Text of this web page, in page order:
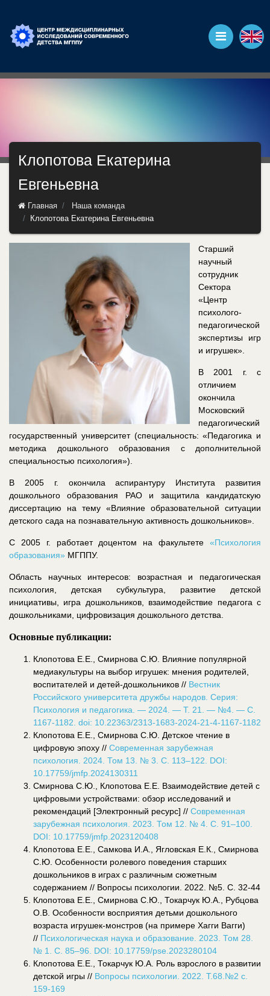
Клопотова Екатерина
Евгеньевна
Главная
Наша команда
Клопотова Екатерина Евгеньевна
Старший
научный
сотрудник
Сектора
«Центр
психолого-
педагогической
экспертизы игр
и игрушек».
В 2001 г. с
отличием
окончила
Московский
педагогический
государственный университет (специальность: «Педагогика и
методика дошкольного образования с дополнительной
специальностью психология»).
В 2005 г. окончила аспирантуру Института развития
дошкольного образования РАО и защитила кандидатскую
диссертацию на тему «Влияние образовательной ситуации
детского сада на познавательную активность дошкольников».
С 2005 г. работает доцентом на факультете «Психология
образования» МГППУ.
Область научных интересов: возрастная и педагогическая
психология, детская субкультура, развитие детской
инициативы, игра дошкольников, взаимодействие педагога с
дошкольниками, цифровизация дошкольного детства.
Основные публикации:
Клопотова Е.Е., Смирнова С.Ю. Влияние популярной
медиакультуры на выбор игрушек: мнения родителей,
воспитателей и детей-дошкольников // Вестник
Российского университета дружбы народов. Серия:
Психология и педагогика. — 2024. — Т. 21. — №4. — C.
1167-1182. doi: 10.22363/2313-1683-2024-21-4-1167-1182
Клопотова Е.Е., Смирнова С.Ю. Детское чтение в
цифровую эпоху // Современная зарубежная
психология. 2024. Том 13. № 3. С. 113–122. DOI:
10.17759/jmfp.2024130311
Смирнова С.Ю., Клопотова Е.Е. Взаимодействие детей с
цифровыми устройствами: обзор исследований и
рекомендаций [Электронный ресурс] // Современная
зарубежная психология. 2023. Том 12. № 4. С. 91–100.
DOI: 10.17759/jmfp.2023120408
Клопотова Е.Е., Самкова И.А., Ягловская Е.К., Смирнова
С.Ю. Особенности ролевого поведения старших
дошкольников в играх с различным сюжетным
содержанием // Вопросы психологии. 2022. №5. С. 32-44
Клопотова Е.Е., Смирнова С.Ю., Токарчук Ю.А., Рубцова
О.В. Особенности восприятия детьми дошкольного
возраста игрушек-монстров (на примере Хагги Вагги)
// Психологическая наука и образование. 2023. Том 28.
№ 1. С. 85–96. DOI: 10.17759/pse.2023280104
Клопотова Е.Е., Токарчук Ю.А. Роль взрослого в развитии
детской игры // Вопросы психологии. 2022. Т.68.№2 с.
159-169